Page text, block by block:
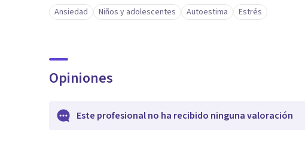
Ansiedad Niños y adolescentes Autoestima Estrés
Opiniones
Este profesional no ha recibido ninguna valoración